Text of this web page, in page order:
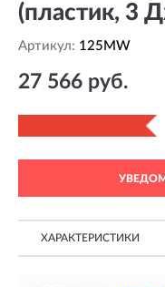
(пластик, 3
Артикул: 125MW
27 566 руб.
ХАРАКТЕРИСТИКИ